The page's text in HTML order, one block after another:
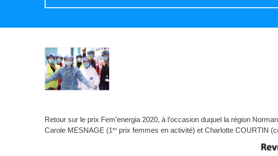
Retour sur le prix Fem’energia 2020, à l’occasion duquel la région
Carole MESNAGE (1erprix femmes en activité) et Charlotte COURTIN